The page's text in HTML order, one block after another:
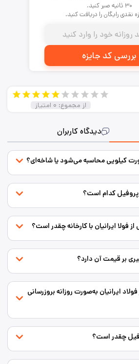
۳۰ ثانیه صبر کنید.
نقدی رایگان را دریافت کنید.
بررسی کد جایزه
دیدگاه کاربران
از مجموع: ۰ امتیاز
ایرانیان به‌صورت روزانه بروزرسانی